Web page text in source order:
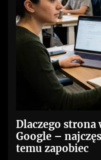
Dlaczego strona
Google –
temu zapobiec